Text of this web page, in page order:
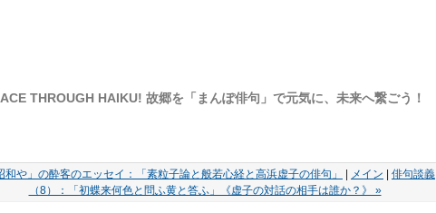
THROUGH HAIKU! 故郷を「まんぽ俳句」で元気に、未来へ繋ごう！
和や」の酔客のエッセイ：「素粒子論と般若心経と高浜虚子の俳句」 メイン
俳句談義
（8）：「初蝶来何色と問ふ黄と答ふ」《虚子の対話の相手は誰か？》 »